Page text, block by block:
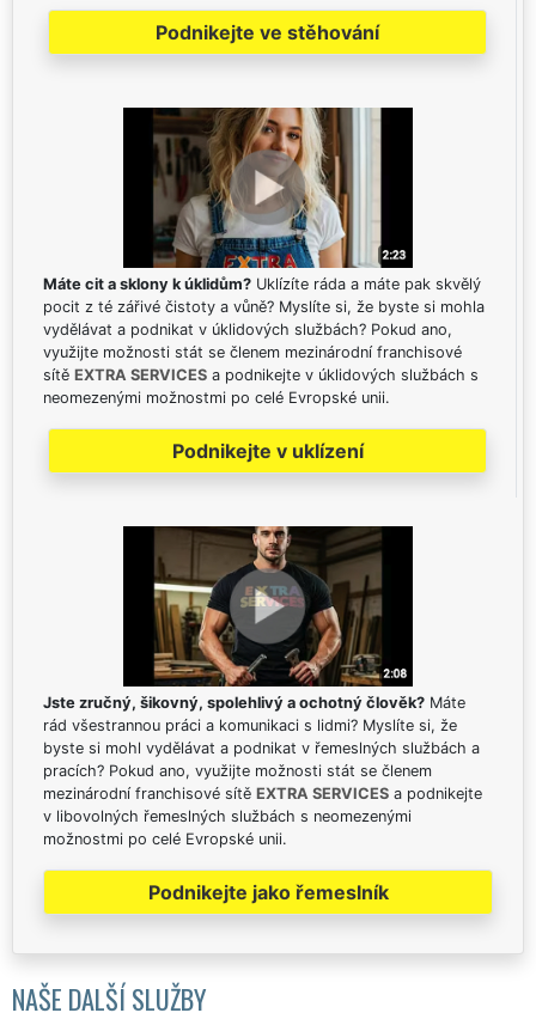
Podnikejte ve stěhování
Máte cit a sklony k úklidům? Uklízíte ráda a máte pak skvělý
pocit z té zářivé čistoty a vůně? Myslíte si, že byste si mohla
vydělávat a podnikat v úklidových službách? Pokud ano,
využijte možnosti stát se členem mezinárodní franchisové
sítě EXTRA SERVICES a podnikejte v úklidových službách s
neomezenými možnostmi po celé Evropské unii.
Podnikejte v uklízení
Jste zručný, šikovný, spolehlivý a ochotný člověk? Máte
rád všestrannou práci a komunikaci s lidmi? Myslíte si, že
byste si mohl vydělávat a podnikat v řemeslných službách a
pracích? Pokud ano, využijte možnosti stát se členem
mezinárodní franchisové sítě EXTRA SERVICES a podnikejte
v libovolných řemeslných službách s neomezenými
možnostmi po celé Evropské unii.
Podnikejte jako řemeslník
NAŠE DALŠÍ SLUŽBY